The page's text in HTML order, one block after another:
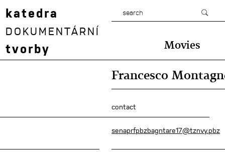
katedra
DOKUMENTÁRNÍ
tvorby Movies
Francesco
contact
senaprfpbzbagntare17@tznvy.pbz